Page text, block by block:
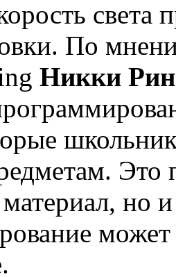
По
Никки
Это
но